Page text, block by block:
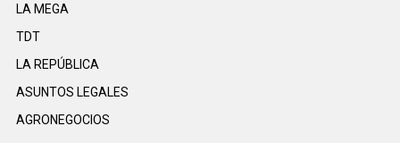
LA MEGA
TDT
LA REPÚBLICA
ASUNTOS LEGALES
AGRONEGOCIOS